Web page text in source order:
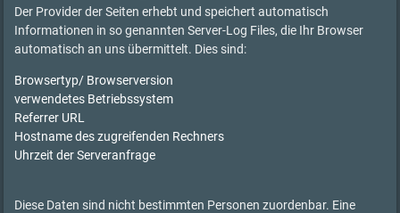
Der Provider der Seiten erhebt und speichert automatisch
Informationen in so genannten Server-Log Files, die Ihr Browser
automatisch an uns übermittelt. Dies sind:
Browsertyp/ Browserversion
verwendetes Betriebssystem
Referrer URL
Hostname des zugreifenden Rechners
Uhrzeit der Serveranfrage
Diese Daten sind nicht bestimmten Personen zuordenbar. Eine